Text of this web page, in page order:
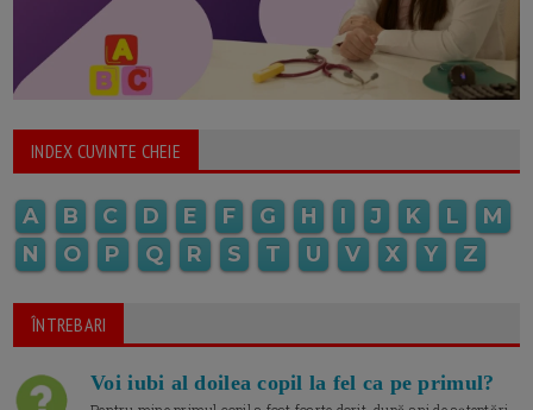
INDEX CUVINTE CHEIE
A B C D E F G H I J K L
M
N
O P Q R S T U V X Y Z
ÎNTREBARI
Voi iubi al doilea copil la fel ca pe primul?